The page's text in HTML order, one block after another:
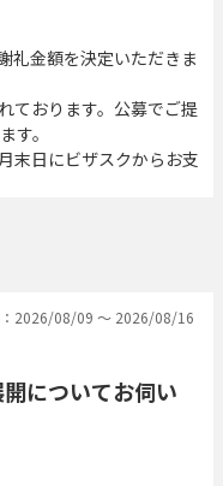
礼金額を決定いただきま
ております。公募でご提
す。
末日にビザスクからお支
2026/08/09 〜 2026/08/16
についてお伺い